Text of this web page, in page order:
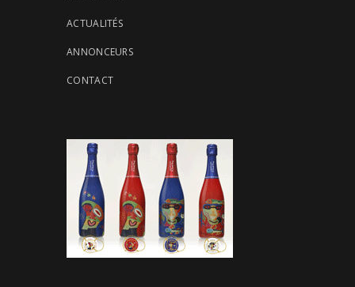
ACTUALITÉS
ANNONCEURS
CONTACT